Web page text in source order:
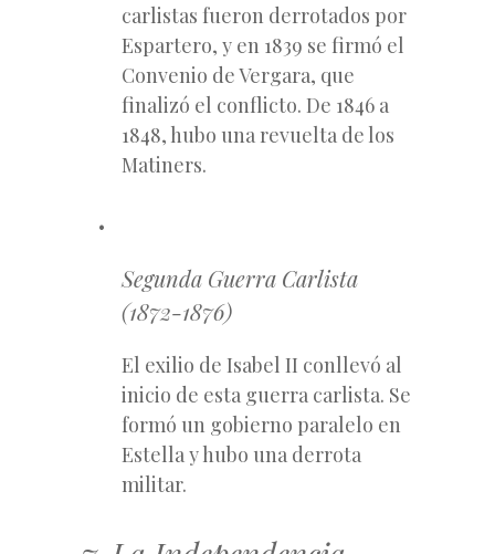
carlistas fueron derrotados por
Espartero, y en 1839 se firmó el
Convenio de Vergara, que
finalizó el conflicto. De 1846 a
1848, hubo una revuelta de los
Matiners.
Segunda Guerra Carlista
(1872-1876)
El exilio de Isabel II conllevó al
inicio de esta guerra carlista. Se
formó un gobierno paralelo en
Estella y hubo una derrota
militar.